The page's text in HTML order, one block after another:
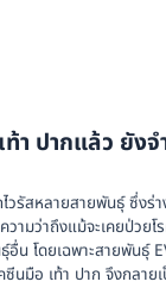
ท้า ปากแล้ว ยัง
ไวรัสหลายสายพันธุ์ ซึ่ง
ามว่าถึงแม้จะเคยป่วย
อื่น โดยเฉพาะสายพันธุ์
นมือ เท้า ปาก จึงกลาย